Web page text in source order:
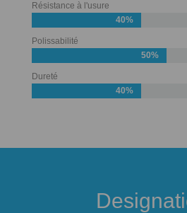
Résistance à l'usure
40%
Polissabilité
50%
Dureté
40%